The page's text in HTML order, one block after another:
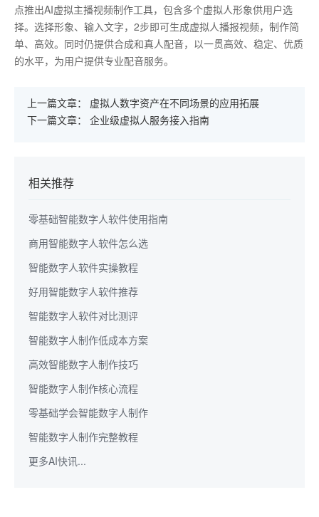
点推出AI虚拟主播视频制作工具，包含多个虚拟人形象供用户选
择。选择形象、输入文字，2步即可生成虚拟人播报视频，制作简
单、高效。同时仍提供合成和真人配音，以一贯高效、稳定、优质
的水平，为用户提供专业配音服务。
上一篇文章： 虚拟人数字资产在不同场景的应用拓展
下一篇文章： 企业级虚拟人服务接入指南
相关推荐
零基础智能数字人软件使用指南
商用智能数字人软件怎么选
智能数字人软件实操教程
好用智能数字人软件推荐
智能数字人软件对比测评
智能数字人制作低成本方案
高效智能数字人制作技巧
智能数字人制作核心流程
零基础学会智能数字人制作
智能数字人制作完整教程
更多AI快讯...